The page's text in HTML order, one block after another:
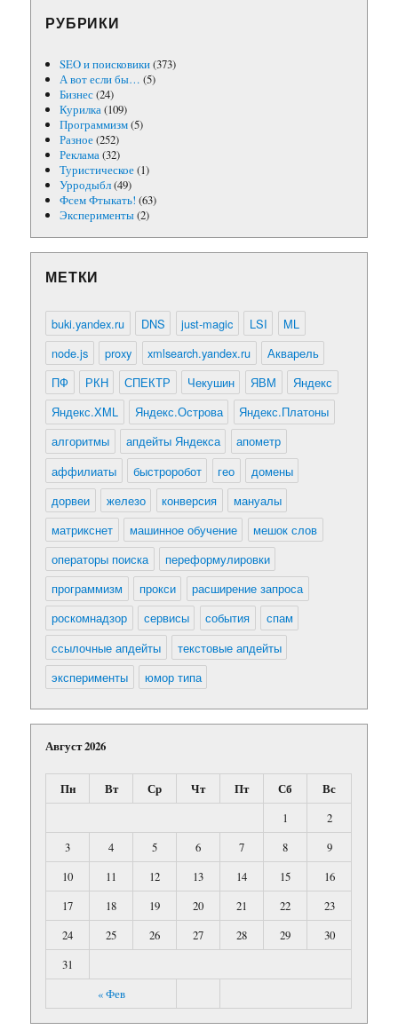
РУБРИКИ
SEO и поисковики(373)
А вот если бы… (5)
Бизнес(24)
Курилка(109)
Программизм(5)
Разное(252)
Реклама(32)
Туристическое(1)
Урродыбл(49)
Фсем Фтыкать! (63)
Эксперименты(2)
МЕТКИ
buki.yandex.ru DNS just-magic LSI
ML
node.js
proxy xmlsearch.yandex.ru
Акварель
ПФ
РКН СПЕКТР Чекушин ЯВМ
Яндекс
Яндекс.XML
Яндекс.Острова
Яндекс.Платоны
алгоритмы
апдейты Яндекса
апометр
аффилиаты
быстроробот гео
домены
дорвеи
железо конверсия
мануалы
матрикснет
машинное обучение
мешок слов
операторы поиска
переформулировки
программизм
прокси
расширение запроса
роскомнадзор
сервисы события
спам
ссылочные апдейты
текстовые апдейты
эксперименты
юмор типа
Август 2026
Пн Вт Ср Чт Пт Сб Вс
« Фев
1
2
3
4 5 6 7 8
9
10
11 12 13 14 15
16
17
18 19 20 21 22
23
24
25 26 27 28 29
30
31